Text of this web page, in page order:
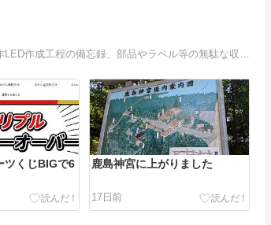
ツくじBIGで6
鹿島神宮に上がりました
17日前